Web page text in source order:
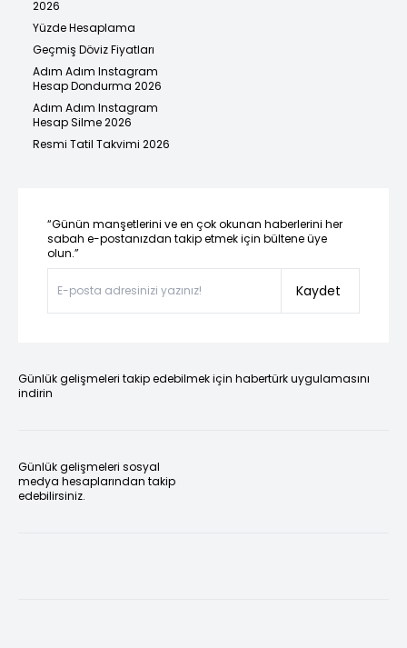
2026
Yüzde Hesaplama
Geçmiş Döviz Fiyatları
Adım Adım Instagram
Hesap Dondurma 2026
Adım Adım Instagram
Hesap Silme 2026
Resmi Tatil Takvimi 2026
“Günün manşetlerini ve en çok okunan haberlerini her
sabah e-postanızdan takip etmek için bültene üye
olun.”
Kaydet
Günlük gelişmeleri takip edebilmek için habertürk uygulamasını
indirin
Günlük gelişmeleri sosyal
medya hesaplarından takip
edebilirsiniz.